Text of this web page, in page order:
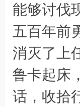
能够讨伐
五百年前
消灭了上
鲁卡起床
话，收拾